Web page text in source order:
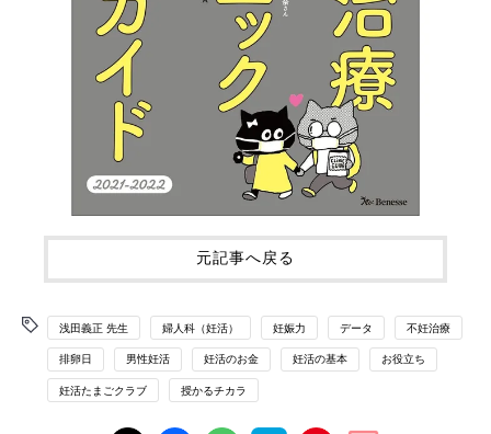
元記事へ戻る
浅田義正 先生 婦人科（妊活） 妊娠力 データ 不妊治療
排卵日 男性妊活 妊活のお金 妊活の基本 お役立ち
妊活たまごクラブ 授かるチカラ